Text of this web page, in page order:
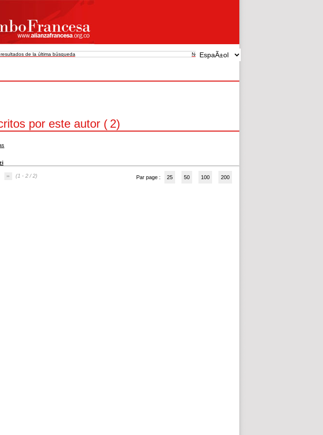
de la última búsqueda New search
por este autor ( 2)
(1 - 2 / 2) Par page : 25 50 100 200